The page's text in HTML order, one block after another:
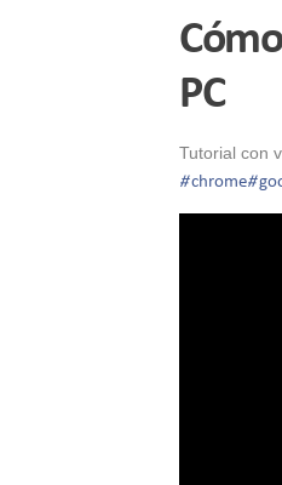
PC
Tutorial con
# chrome#